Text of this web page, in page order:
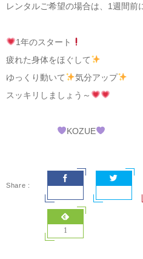
レンタルご希望の場合は、1週間前
1年のスタート
疲れた身体をほぐして
ゆっくり動いて
気分アップ
スッキリしましょう～
KOZUE
1